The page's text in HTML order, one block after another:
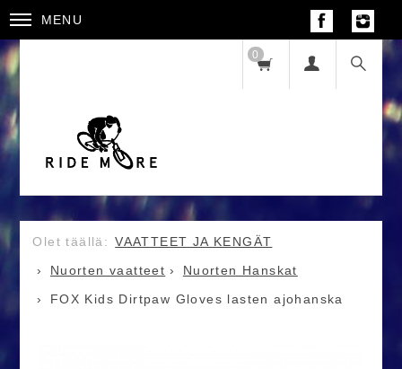
MENU
0
VAATTEET JA KENGÄT
Nuorten vaatteet
Nuorten Hanskat
FOX Kids Dirtpaw Gloves lasten ajohanska